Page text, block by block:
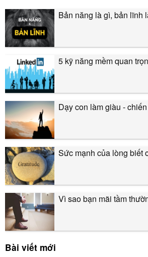
Bản năng là gì, bản lĩnh
5 kỹ năng mềm quan
Dạy con làm giàu -
Sức mạnh của lòng biết
Vì sao bạn mãi tầm
Bài viết mới